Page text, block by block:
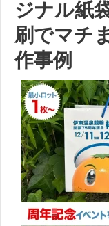
ジナル紙
刷でマチ
作事例